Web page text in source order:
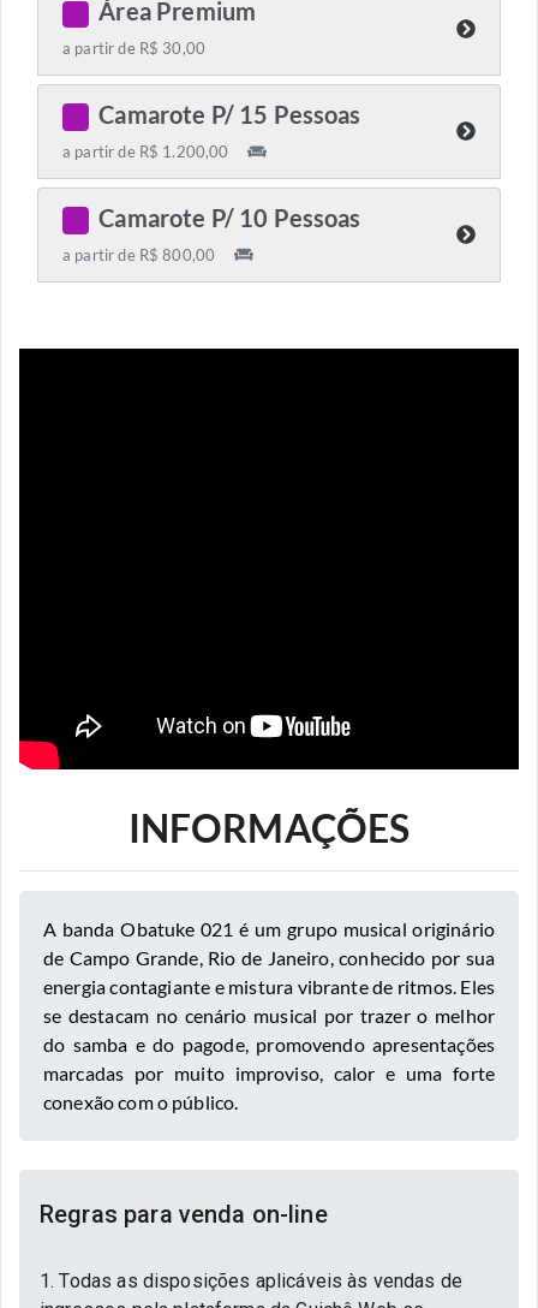
Área Premium
a partir de R$ 30,00
Camarote P/ 15 Pessoas
a partir de R$ 1.200,00
Camarote P/ 10 Pessoas
a partir de R$ 800,00
INFORMAÇÕES
A banda Obatuke 021 é um grupo musical originário
de Campo Grande, Rio de Janeiro, conhecido por sua
energia contagiante e mistura vibrante de ritmos. Eles
se destacam no cenário musical por trazer o melhor
do samba e do pagode, promovendo apresentações
marcadas por muito improviso, calor e uma forte
conexão com o público.
Regras para venda on-line
1. Todas as disposições aplicáveis às vendas de